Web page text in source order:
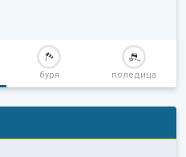
буря поледица